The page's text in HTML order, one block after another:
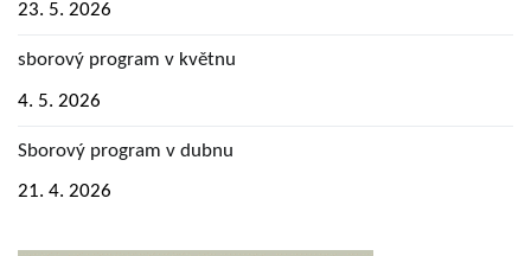
23. 5. 2026
sborový program v květnu
4. 5. 2026
Sborový program v dubnu
21. 4. 2026